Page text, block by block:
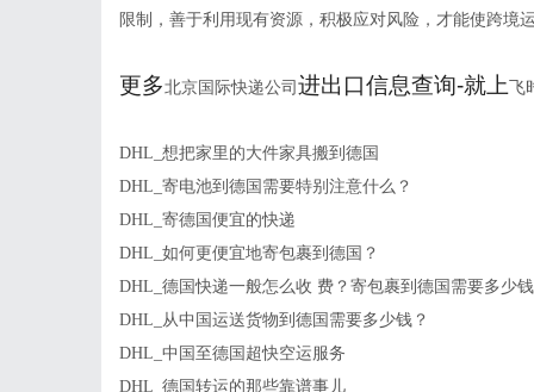
限制，善于利用现有资源，积极应对风险，才能使跨境
更多北京国际快递公司进出口信息查询-就上飞
DHL_想把家里的大件家具搬到德国
DHL_寄电池到德国需要特别注意什么？
DHL_寄德国便宜的快递
DHL_如何更便宜地寄包裹到德国？
DHL_德国快递一般怎么收 费？寄包裹到德国需要多少
DHL_从中国运送货物到德国需要多少钱？
DHL_中国至德国超快空运服务
DHL_德国转运的那些靠谱事儿